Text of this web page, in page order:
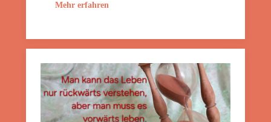
Mehr erfahren